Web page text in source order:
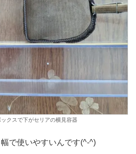
クスで下がセリアの横見容器
で使いやすいんです(^-^)